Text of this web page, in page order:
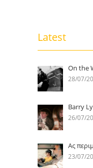
Latest
On the
28/07/
Barry
26/07/
Ας
23/07/